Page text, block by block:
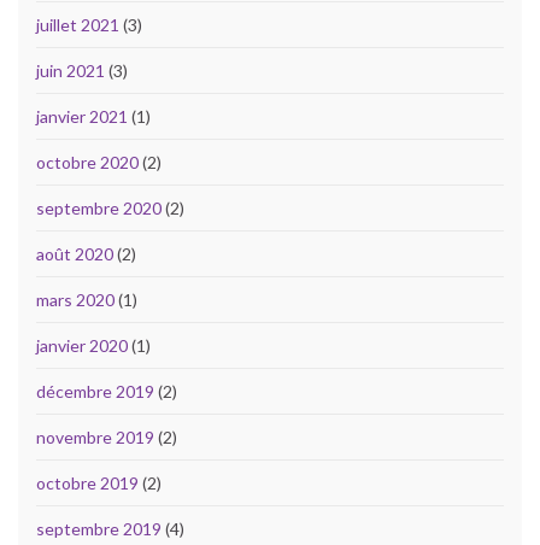
juillet 2021 (3)
juin 2021 (3)
janvier 2021 (1)
octobre 2020(2)
septembre 2020(2)
août 2020(2)
mars 2020(1)
janvier 2020(1)
décembre 2019 (2)
novembre 2019 (2)
octobre 2019 (2)
septembre 2019 (4)